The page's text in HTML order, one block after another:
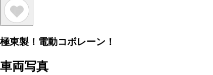
極東製！電動コボレーン！
車両写真